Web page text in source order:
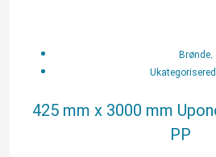
Brønde,
425 mm x 3000 mm
PP